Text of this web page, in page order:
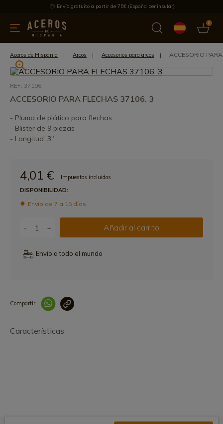
Envío gratuito a partir de 75€ (España peninsular)
0
menaje Ofertas Ultimas novedades Los más vendidos
Aceros de Hispania Arcos Accesorios para arcos ACCESORIO
REF: 37106
ACCESORIO PARA FLECHAS 37106. 3
- Pluma de plático para flechas
- Blister de 9 piezas
- Longitud: 3"
4,01 €
Impuestos incluidos
DISPONIBILIDAD:
Envío de 7 a 15 días
- + Añadir al carrito
Envío a todo el mundo
Compartir
Características